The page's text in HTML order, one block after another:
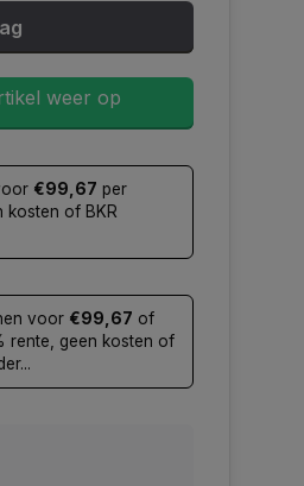
weer op
€99,67 per
kosten of BKR
voor €99,67 of
rente, geen kosten of